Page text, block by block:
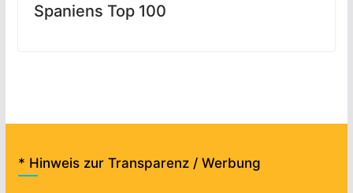
Spaniens Top 100
* Hinweis zur Transparenz / Werbung